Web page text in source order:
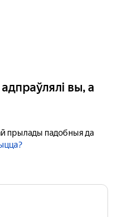
вы, а
прылады падобныя да